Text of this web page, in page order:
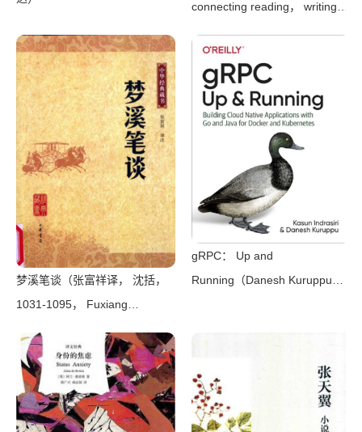
connecting reading， writing，
Lindfors）（Teachers College
Press 2008）
梦溪笔谈（张富祥译， 沈括，
1031-1095， Fuxiang
2009）
gRPC： Up and
Running（Danesh Kuruppu，